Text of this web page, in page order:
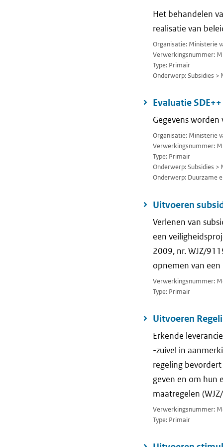
Het behandelen
realisatie van
Organisatie: Ministerie
Verwerkingsnummer:
Type: Primair
Onderwerp: Subsidies >
Evaluatie SDE++
Gegevens worden
Organisatie: Ministerie
Verwerkingsnummer:
Type: Primair
Onderwerp: Subsidies >
Onderwerp: Duurzame
Uitvoeren
Verlenen van
een
2009, nr. WJZ/
opnemen van
Verwerkingsnummer:
Type: Primair
Uitvoeren
Erkende
-zuivel in
regeling
geven en om hun
maatregelen
Verwerkingsnummer:
Type: Primair